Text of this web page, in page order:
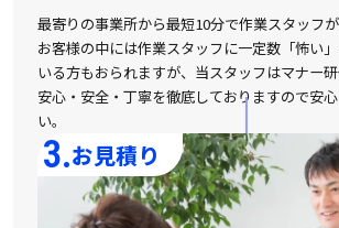
最寄りの事業所から最短10分で作業スタッフが
お客様の中には作業スタッフに一定数「怖い
いる方もおられますが、 当スタッフはマナー研
安心・安全・丁寧を徹底しておりますので安
い。
3.お見積り